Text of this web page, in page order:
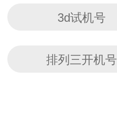
3d试机号
排列三开机号